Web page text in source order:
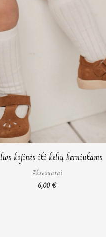
kojinės iki kelių berniukams
Aksesuarai
6,00€